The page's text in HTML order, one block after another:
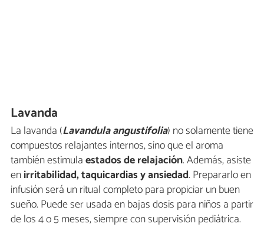
Lavanda
La lavanda (Lavandula angustifolia) no solamente tiene
compuestos relajantes internos, sino que el aroma
también estimulaestados de relajación. Además, asiste
enirritabilidad, taquicardias y ansiedad. Prepararlo en
infusión será un ritual completo para propiciar un buen
sueño. Puede ser usada en bajas dosis para niños a partir
de los 4 o 5 meses, siempre con supervisión pediátrica.